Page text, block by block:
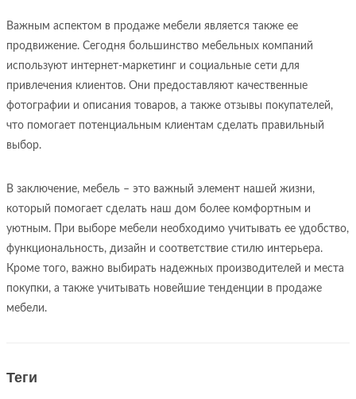
Важным аспектом в продаже мебели является также ее
продвижение. Сегодня большинство мебельных компаний
используют интернет-маркетинг и социальные сети для
привлечения клиентов. Они предоставляют качественные
фотографии и описания товаров, а также отзывы покупателей,
что помогает потенциальным клиентам сделать правильный
выбор.
В заключение, мебель – это важный элемент нашей жизни,
который помогает сделать наш дом более комфортным и
уютным. При выборе мебели необходимо учитывать ее удобство,
функциональность, дизайн и соответствие стилю интерьера.
Кроме того, важно выбирать надежных производителей и места
покупки, а также учитывать новейшие тенденции в продаже
мебели.
Теги